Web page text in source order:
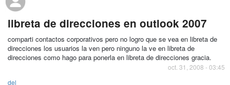
libreta de direcciones en outlook 2007
comparti contactos corporativos pero no logro que se vea en libreta de
direcciones los usuarios la ven pero ninguno la ve en libreta de
direcciones como hago para ponerla en libreta de direcciones gracia.
oct. 31, 2008 - 03:45
del